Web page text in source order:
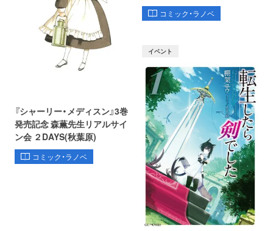
コミック・ラノベ
『シャーリー・メディスン』3巻
発売記念 森薫先生リアルサイ
ン会 ２DAYS(秋葉原)
コミック・ラノベ
イベント